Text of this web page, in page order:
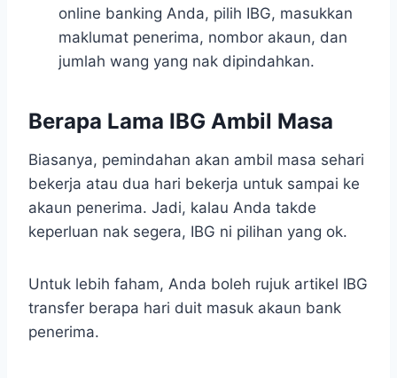
online banking Anda, pilih IBG, masukkan
maklumat penerima, nombor akaun, dan
jumlah wang yang nak dipindahkan.
Berapa Lama IBG Ambil Masa
Biasanya, pemindahan akan ambil masa sehari
bekerja atau dua hari bekerja untuk sampai ke
akaun penerima. Jadi, kalau Anda takde
keperluan nak segera, IBG ni pilihan yang ok.
Untuk lebih faham, Anda boleh rujuk artikel IBG
transfer berapa hari duit masuk akaun bank
penerima.